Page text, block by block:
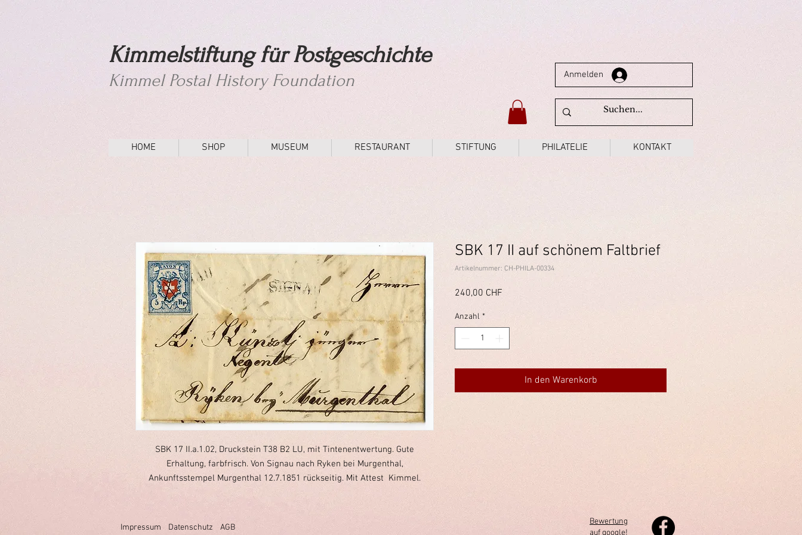
Kimmelstiftung für Postgeschichte
Kimmel Postal History Foundation Anmelden
HOME SHOP MUSEUM RESTAURANT STIFTUNG PHILATELIE KONTAKT
SBK 17 II.a.1.02, Druckstein T38 B2 LU, mit Tintenentwertung. Gute
Erhaltung, farbfrisch. Von Signau nach Ryken bei Murgenthal,
Ankunftsstempel Murgenthal 12.7.1851 rückseitig. Mit Attest Kimmel.
SBK 17 II auf schönem Faltbrief
Artikelnummer: CH-PHILA-00334
240,00 CHF
Anzahl *
In den Warenkorb
Impressum Datenschutz AGB
Bewertung
auf google!